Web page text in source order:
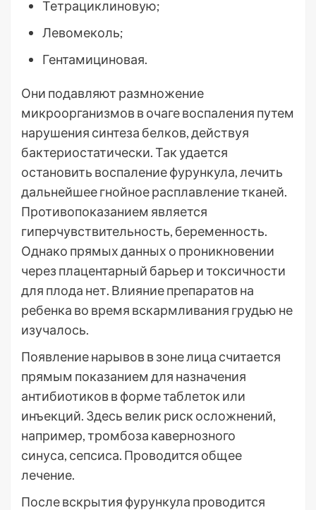
Тетрациклиновую;
Левомеколь;
Гентамициновая.
Они подавляют размножение
микроорганизмов в очаге воспаления путем
нарушения синтеза белков, действуя
бактериостатически. Так удается
остановить воспаление фурункула, лечить
дальнейшее гнойное расплавление тканей.
Противопоказанием является
гиперчувствительность, беременность.
Однако прямых данных о проникновении
через плацентарный барьер и токсичности
для плода нет. Влияние препаратов на
ребенка во время вскармливания грудью не
изучалось.
Появление нарывов в зоне лица считается
прямым показанием для назначения
антибиотиков в форме таблеток или
инъекций. Здесь велик риск осложнений,
например, тромбоза кавернозного
синуса, сепсиса. Проводится общее
лечение.
После вскрытия фурункула проводится